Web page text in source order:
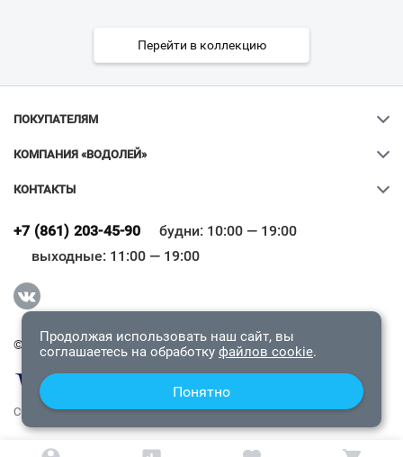
Перейти в коллекцию
ПОКУПАТЕЛЯМ
КОМПАНИЯ «ВОДОЛЕЙ»
КОНТАКТЫ
+7 (861) 203-45-90
будни: 10:00 — 19:00
выходные: 11:00 — 19:00
© 2009-2026 «Водолей Онлайн». Все права защищены.
СОГЛАШЕНИЕ О КОНФИДЕНЦИАЛЬНОСТИ
Всё верно
Продолжая использовать наш сайт, вы
соглашаетесь на обработку файлов cookie.
Понятно